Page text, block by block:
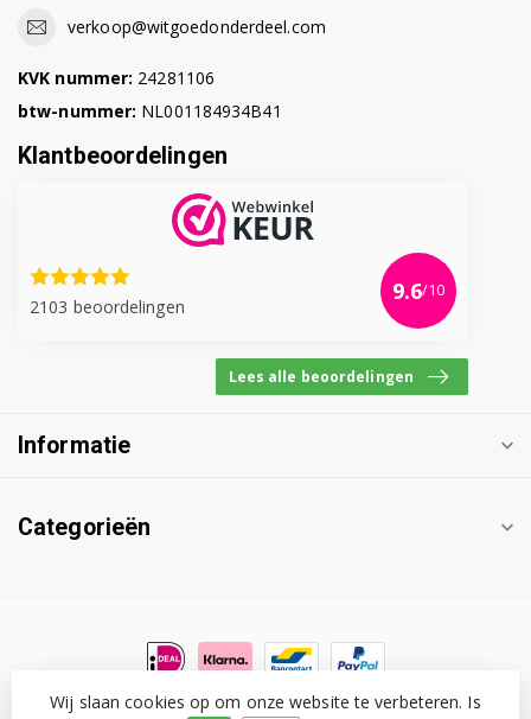
verkoop@witgoedonderdeel.com
KVK nummer: 24281106
btw-nummer: NL001184934B41
Klantbeoordelingen
2103 beoordelingen
9.6/10
Lees alle beoordelingen
Informatie
Categorieën
© Copyright 2026 Witgoedonderdeel.com- Powered by
Wij slaan cookies op om onze website te verbeteren. Is